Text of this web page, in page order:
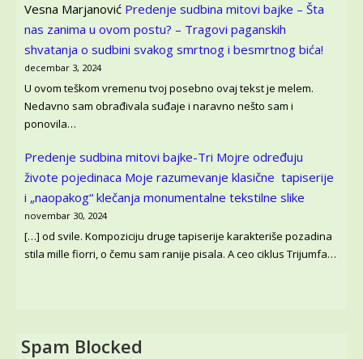
Vesna Marjanović Predenje sudbina mitovi bajke – Šta
nas zanima u ovom postu? – Tragovi paganskih
shvatanja o sudbini svakog smrtnog i besmrtnog bića!
decembar 3, 2024
U ovom teškom vremenu tvoj posebno ovaj tekst je melem.
Nedavno sam obrađivala suđaje i naravno nešto sam i
ponovila…
Predenje sudbina mitovi bajke-Tri Mojre određuju
živote pojedinaca Moje razumevanje klasične tapiserije
i „naopakog“ klečanja monumentalne tekstilne slike
novembar 30, 2024
[…] od svile. Kompoziciju druge tapiserije karakteriše pozadina
stila mille fiorri, o čemu sam ranije pisala. A ceo ciklus Trijumfa…
Spam Blocked